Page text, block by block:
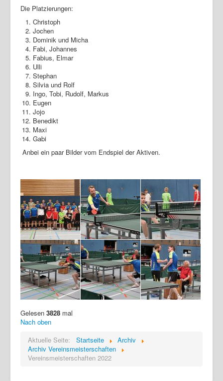
Die Platzierungen:
Christoph
Jochen
Dominik und Micha
Fabi, Johannes
Fabius, Elmar
Ulli
Stephan
Silvia und Rolf
Ingo, Tobi, Rudolf, Markus
Eugen
Jojo
Benedikt
Maxi
Gabi
Anbei ein paar Bilder vom Endspiel der Aktiven.
Gelesen 3828 mal
Nach oben
Aktuelle Seite:
Startseite
Archiv
Archiv Vereinsmeisterschaften
Vereinsmeisterschaften 2022